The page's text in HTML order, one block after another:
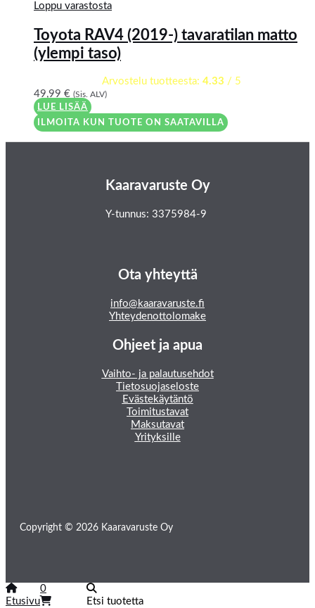
Loppu varastosta
Toyota RAV4 (2019-) tavaratilan matto
(ylempi taso)
Arvostelu tuotteesta: 4.33 / 5
49,99 € (Sis. ALV)
LUE LISÄÄ
ILMOITA KUN TUOTE ON SAATAVILLA
Kaaravaruste Oy
Y-tunnus: 3375984-9
Ota yhteyttä
info@kaaravaruste.fi
Yhteydenottolomake
Ohjeet ja apua
Vaihto- ja palautusehdot
Tietosuojaseloste
Evästekäytäntö
Toimitustavat
Maksutavat
Yrityksille
Copyright © 2026 Kaaravaruste Oy
Etusivu
0
Etsi tuotetta